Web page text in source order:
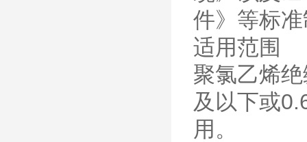
件》等标
适用范围
聚氯乙烯
及以下或
用。